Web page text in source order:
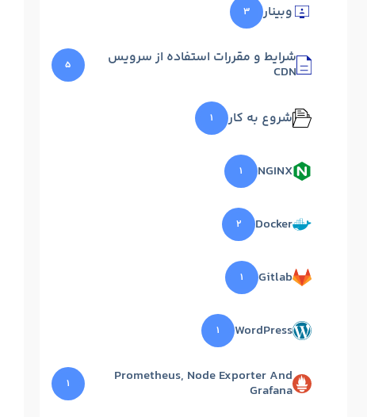
وبینار ۳
شرایط و مقررات استفاده از سرویس
CDN ۵
شروع به کار ۱
NGINX ۱
Docker ۲
Gitlab ۱
WordPress ۱
Prometheus, Node Exporter And
Grafana ۱